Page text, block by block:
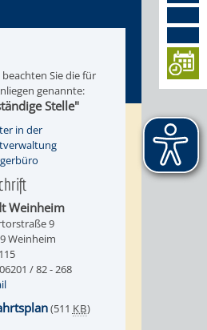
Sie die für
genannte:
Stelle"
in der
Weinheim
9
Weinheim
/ 82 - 268
(511 KB)